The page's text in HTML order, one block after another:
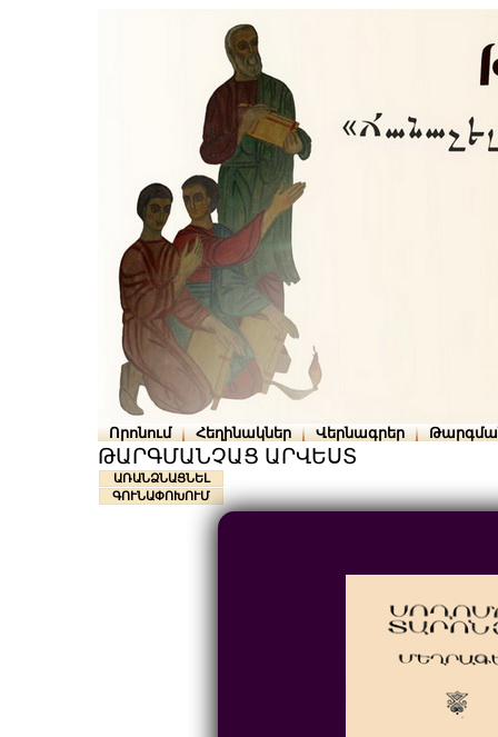
Որոնում Հեղինակներ Վերնագրեր
ԹԱՐԳՄԱՆՉԱՑ ԱՐՎԵՍՏ
ԱՌԱՆՁՆԱՑՆԵԼ
ԳՈՒՆԱՓՈԽՈՒՄ